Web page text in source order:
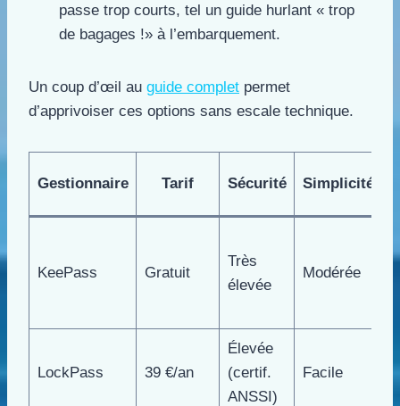
passe trop courts, tel un guide hurlant « trop
de bagages !» à l’embarquement.
Un coup d’œil au guide complet permet
d’apprivoiser ces options sans escale technique.
Gestionnaire Tarif Sécurité Simplicité
KeePass Gratuit
Très
élevée
Modérée
LockPass 39 €/an
Élevée
(certif.
ANSSI)
Facile